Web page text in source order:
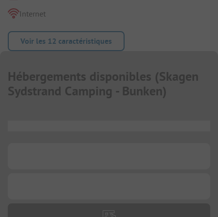
Internet
Voir les 12 caractéristiques
Hébergements disponibles (Skagen
Sydstrand Camping - Bunken)